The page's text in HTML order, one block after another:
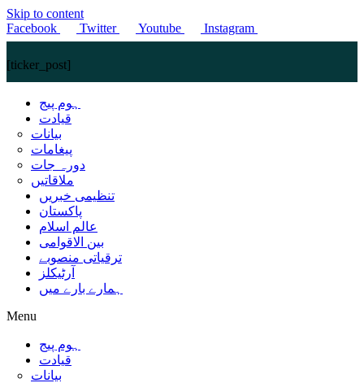
Skip to content
Facebook
Twitter Youtube Instagram
[ticker_post]
ہوم پیج
قیادت
بیانات
پیغامات
دورہ جات
ملاقاتیں
تنظیمی خبریں
پاکستان
عالم اسلام
بین الاقوامی
ترقیاتی منصوبے
آرٹیکلز
ہمارے بارے میں
Menu
ہوم پیج
قیادت
بیانات